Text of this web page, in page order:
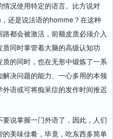
况使用特定的语言。比方说对
还是说法语的homme？在这种
都会被激活，前额皮质必须介入
同时掌管着大脑的高级认知功
的同时，也在无形中锻炼了一系
决问题的能力、一心多用的本领
语或可将痴呆症的发作时间推迟
说掌握一门外语了，因此，人们
美味佳肴，毕竟，吃东西多简单